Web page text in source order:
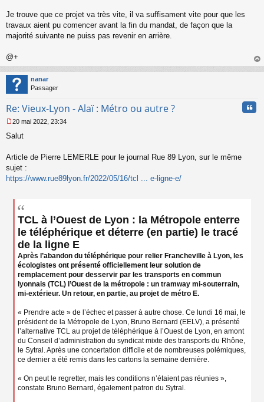
s
g
e
o
n
l
u
Je trouve que ce projet va très vite, il va suffisament vite pour que les
travaux aient pu comencer avant la fin du mandat, de façon que la
majorité suivante ne puiss pas revenir en arrière.
@+
au
nanar
Passager
Re: Vieux-Lyon - Alaï : Métro ou autre ?
e
s
a
g
e
o
20 mai 2022, 23:34
Salut
Article de Pierre LEMERLE pour le journal Rue 89 Lyon, sur le même
sujet :
https://www.rue89lyon.fr/2022/05/16/tcl ... e-ligne-e/
TCL à l’Ouest de Lyon : la Métropole enterre
le téléphérique et déterre (en partie) le tracé
de la ligne E
Après l’abandon du téléphérique pour relier Francheville à Lyon, les
écologistes ont présenté officiellement leur solution de
remplacement pour desservir par les transports en commun
lyonnais (TCL) l’Ouest de la métropole : un tramway mi-souterrain,
mi-extérieur. Un retour, en partie, au projet de métro E.
« Prendre acte » de l’échec et passer à autre chose. Ce lundi 16 mai, le
président de la Métropole de Lyon, Bruno Bernard (EELV), a présenté
l’alternative TCL au projet de téléphérique à l’Ouest de Lyon, en amont
du Conseil d’administration du syndicat mixte des transports du Rhône,
le Sytral. Après une concertation difficile et de nombreuses polémiques,
ce dernier a été remis dans les cartons la semaine dernière.
« On peut le regretter, mais les conditions n’étaient pas réunies »,
constate Bruno Bernard, également patron du Sytral.